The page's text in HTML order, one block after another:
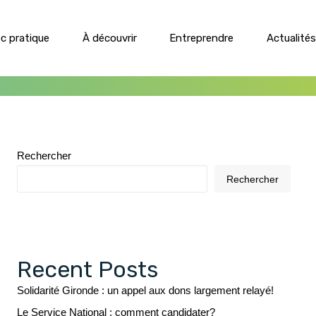
Mobilité et stationnement
pratique
Association pratique
À découvrir Entreprendre Actualités
Rechercher
Rechercher
Recent Posts
Solidarité Gironde : un appel aux dons largement relayé!
Le Service National : comment candidater?